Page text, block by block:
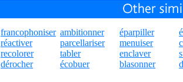
francophoniser
réactiver
recolorer
dérocher
ambitionner
parcellariser
tabler
écobuer
éparpiller
menuiser
enclaver
blasonner